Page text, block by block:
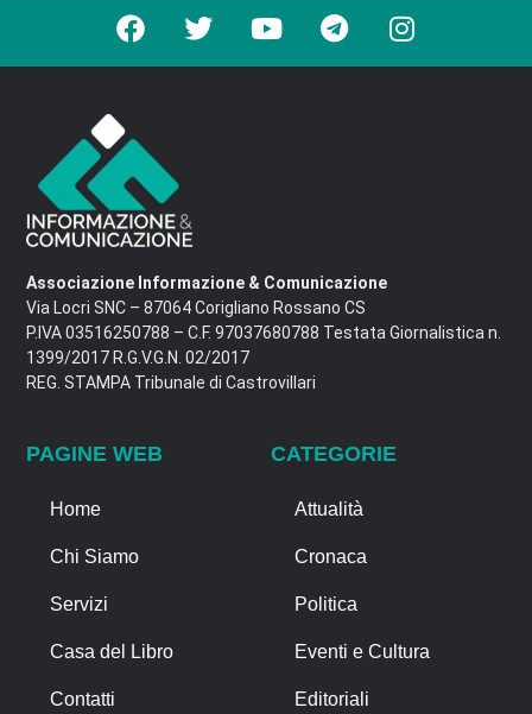
Associazione Informazione & Comunicazione
Via Locri SNC – 87064 Corigliano Rossano CS
P.IVA 03516250788 – C.F. 97037680788 Testata Giornalistica n.
1399/2017 R.G.V.G.N. 02/2017
REG. STAMPA Tribunale di Castrovillari
PAGINE WEB
Home
Chi Siamo
Servizi
Casa del Libro
Contatti
CATEGORIE
Attualità
Cronaca
Politica
Eventi e Cultura
Editoriali